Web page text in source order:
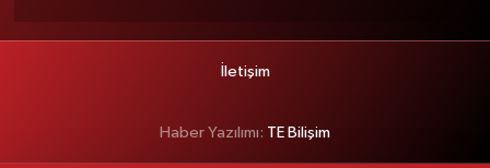
İletişim
Haber Yazılımı: TE Bilişim